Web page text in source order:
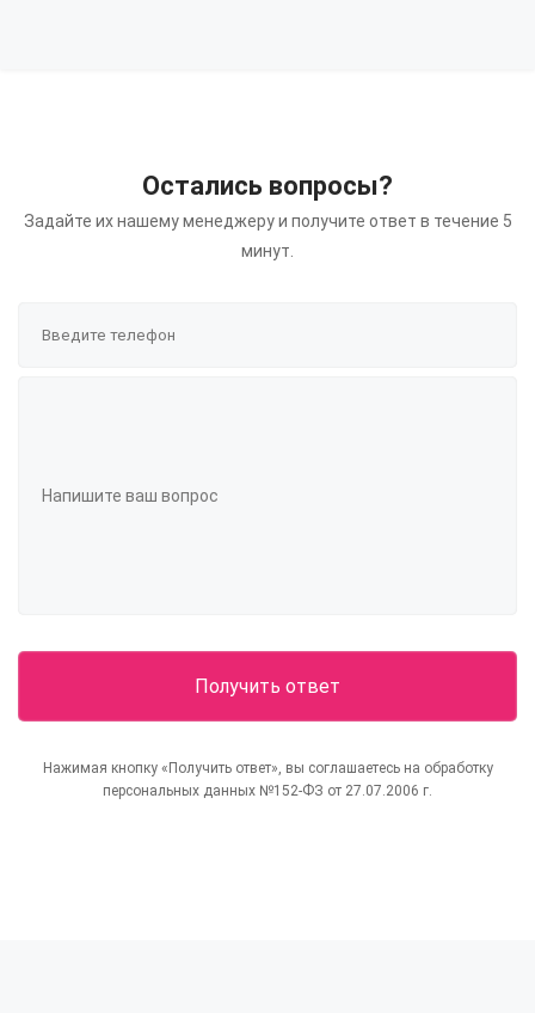
Остались вопросы?
Задайте их нашему менеджеру и получите ответ в течение 5
минут.
Нажимая кнопку «Получить ответ», вы соглашаетесь на обработку
персональных данных №152-ФЗ от 27.07.2006 г.